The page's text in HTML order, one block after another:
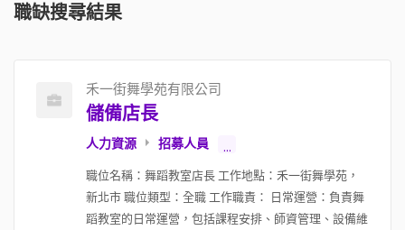
職缺搜尋結果
禾一街舞學苑有限公司
儲備店長
人力資源 招募人員 ...
職位名稱：舞蹈教室店長 工作地點：禾一街舞學苑，
新北市 職位類型：全職 工作職責： 日常運營：負責舞
蹈教室的日常運營，包括課程安排、師資管理、設備維